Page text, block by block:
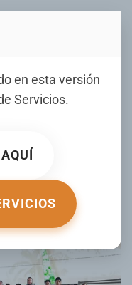
Medios
en esta versión
Servicios.
88 de
2025